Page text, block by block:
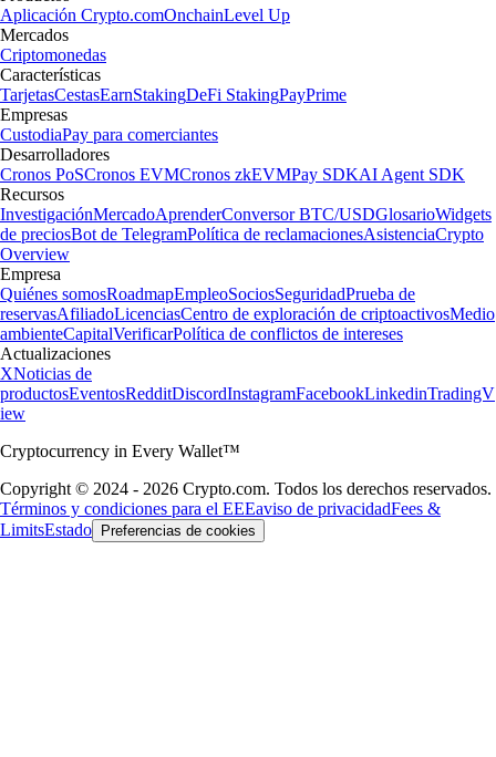
Aplicación Crypto.comOnchainLevel Up
Mercados
Criptomonedas
Características
TarjetasCestasEarnStakingDeFi StakingPayPrime
Empresas
CustodiaPay para comerciantes
Desarrolladores
Cronos PoSCronos EVMCronos zkEVMPay SDKAI Agent SDK
Recursos
InvestigaciónMercadoAprenderConversor BTC/USDGlosarioWidgets
de preciosBot de TelegramPolítica de reclamacionesAsistenciaCrypto
Overview
Empresa
Quiénes somosRoadmapEmpleoSociosSeguridadPrueba de
reservasAfiliadoLicenciasCentro de exploración de criptoactivosMedio
ambienteCapitalVerificarPolítica de conflictos de intereses
Actualizaciones
XNoticias de
productosEventosRedditDiscordInstagramFacebookLinkedinTradingV
iew
Cryptocurrency in Every Wallet™
Copyright © 2024 - 2026 Crypto.com. Todos los derechos reservados.
Términos y condiciones para el EEEaviso de privacidadFees &
LimitsEstado Preferencias de cookies